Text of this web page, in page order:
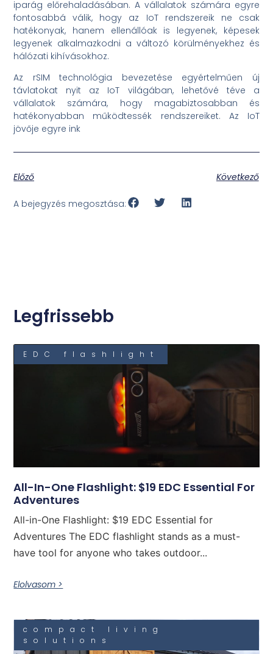
iparág előrehaladásában. A vállalatok számára egyre
fontosabbá válik, hogy az IoT rendszereik ne csak
hatékonyak, hanem ellenállóak is legyenek, képesek
legyenek alkalmazkodni a változó körülményekhez és
hálózati kihívásokhoz.
Az rSIM technológia bevezetése egyértelműen új
távlatokat nyit az IoT világában, lehetővé téve a
vállalatok számára, hogy magabiztosabban és
hatékonyabban működtessék rendszereiket. Az IoT
jövője egyre ink
Előző Következő
A bejegyzés megosztása:
Legfrissebb
EDC flashlight
All-In-One Flashlight: $19 EDC Essential For
Adventures
All-in-One Flashlight: $19 EDC Essential for
Adventures The EDC flashlight stands as a must-
have tool for anyone who takes outdoor...
Elolvasom >
compact living
solutions